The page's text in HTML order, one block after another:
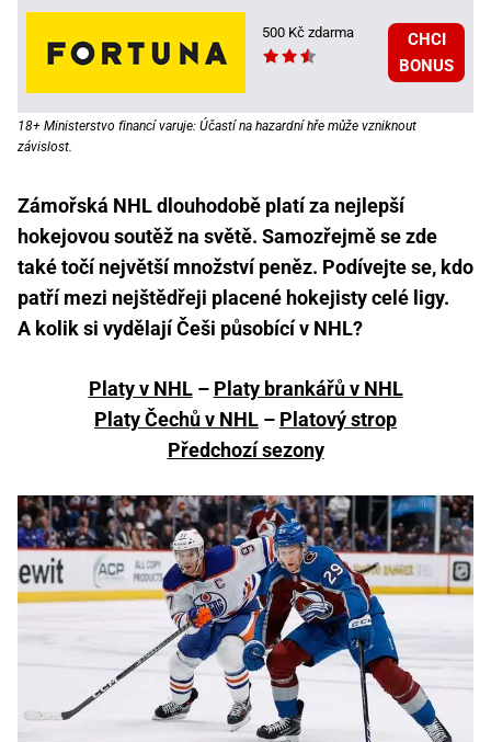
500 Kč zdarma
CHCI
BONUS
18+ Ministerstvo financí varuje: Účastí na hazardní hře může vzniknout
závislost.
Zámořská NHL dlouhodobě platí za nejlepší
hokejovou soutěž na světě. Samozřejmě se zde
také točí největší množství peněz. Podívejte se, kdo
patří mezi nejštědřeji placené hokejisty celé ligy.
A kolik si vydělají Češi působící v NHL?
Platy v NHL– Platy brankářů v NHL
Platy Čechů v NHL – Platový strop
Předchozí sezony